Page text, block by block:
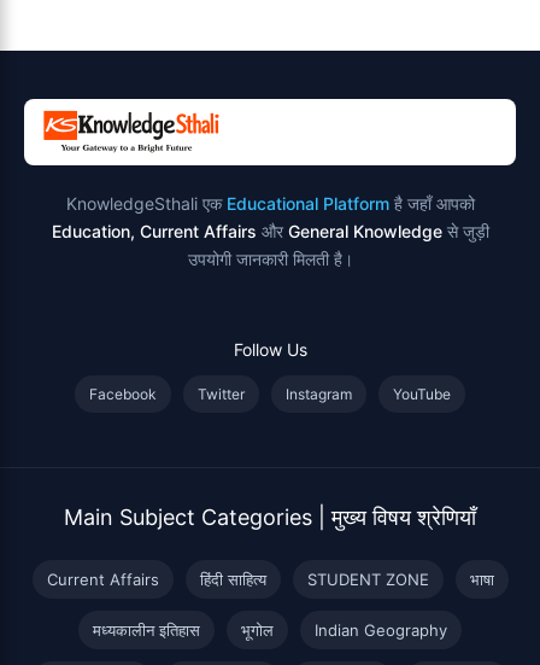
KnowledgeSthali एक Educational Platformहै जहाँ आपको
Education, Current Affairs और General Knowledgeसे जुड़ी
उपयोगी जानकारी मिलती है।
Follow Us
Facebook Twitter Instagram YouTube
Main Subject Categories | मुख्य विषय श्रेणियाँ
Current Affairs हिंदी साहित्य STUDENT ZONE भाषा
मध्यकालीन इतिहास भूगोल Indian Geography